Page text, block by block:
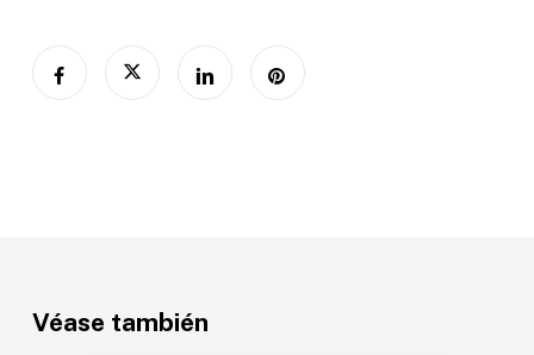
Véase también